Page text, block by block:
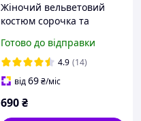
Жіночий вельветовий
костюм сорочка та
Готово до відправки
4.9 (14)
від69₴/міс
690₴